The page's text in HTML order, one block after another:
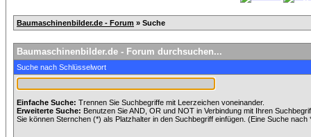
Baumaschinenbilder.de - Forum » Suche
Baumaschinenbilder.de - Forum durchsuchen...
Suche nach Schlüsselwort
Einfache Suche: Trennen Sie Suchbegriffe mit Leerzeichen voneinander.
Erweiterte Suche: Benutzen Sie AND, OR und NOT in Verbindung mit Ihren
Sie können Sternchen (*) als Platzhalter in den Suchbegriff einfügen. (Eine Suche